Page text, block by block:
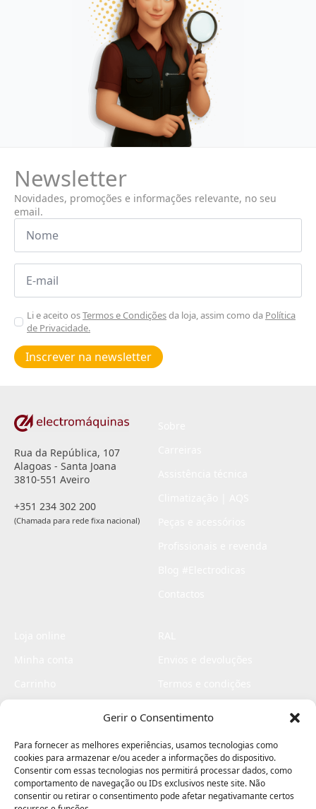
Gerir o Consentimento
Para fornecer as melhores experiências, usamos tecnologias como
cookies para armazenar e/ou aceder a informações do dispositivo.
Consentir com essas tecnologias nos permitirá processar dados, como
comportamento de navegação ou IDs exclusivos neste site. Não
consentir ou retirar o consentimento pode afetar negativamante certos
Newsletter
Novidades, promoções e informações relevante, no seu
email.
Nome
Email
Aceitar
Poiticas
de
privacidade
Li e aceito osTermos e Condiçõesda loja, assim como da Política
de Privacidade.
Inscrever na newsletter
Rua da República, 107
Alagoas - Santa Joana
3810-551 Aveiro
+351 234 302 200
(Chamada para rede fixa nacional)
Livro de elogios